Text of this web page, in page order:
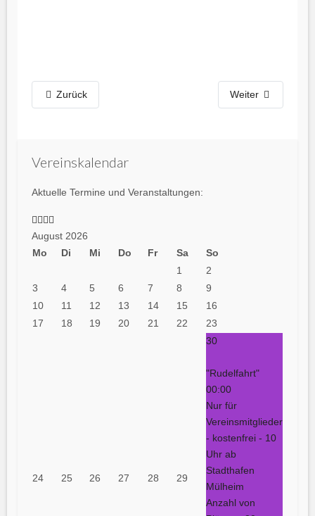
Zurück Weiter
Vereinskalendar
Aktuelle Termine und Veranstaltungen:
JahrMonat
JahrMonat
August 2026
Mo
Di Mi Do Fr Sa
So
1
2
3
4 5 6 7 8
9
10
11 12 13 14 15
16
17
18 19 20 21 22 23
24 25 26 27 28 29
30
"Rudelfahrt"
00:00
Nur für
Vereinsmitglieder
- kostenfrei - 10
Uhr ab
Stadthafen
Mülheim
Anzahl von